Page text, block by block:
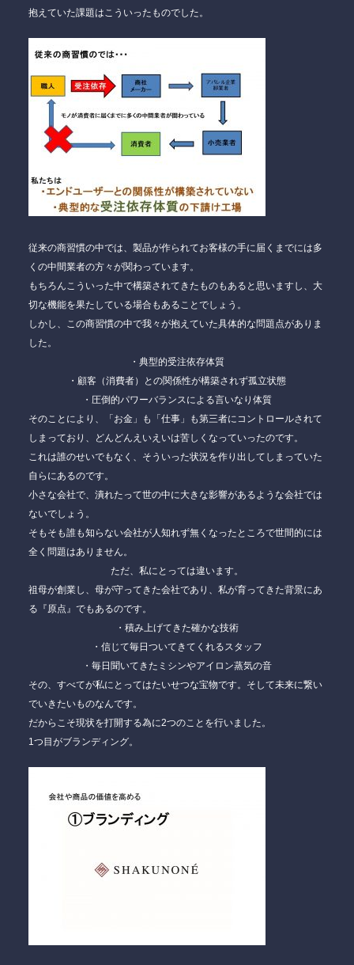
抱えていた課題はこういったものでした。
従来の商習慣の中では、製品が作られてお客様の手に届くまでには多
くの中間業者の方々が関わっています。
もちろんこういった中で構築されてきたものもあると思いますし、大
切な機能を果たしている場合もあることでしょう。
しかし、この商習慣の中で我々が抱えていた具体的な問題点がありま
した。
・典型的受注依存体質
・顧客（消費者）との関係性が構築されず孤立状態
・圧倒的パワーバランスによる言いなり体質
そのことにより、「お金」も「仕事」も第三者にコントロールされて
しまっており、どんどんえいえいは苦しくなっていったのです。
これは誰のせいでもなく、そういった状況を作り出してしまっていた
自らにあるのです。
小さな会社で、潰れたって世の中に大きな影響があるような会社では
ないでしょう。
そもそも誰も知らない会社が人知れず無くなったところで世間的には
全く問題はありません。
ただ、私にとっては違います。
祖母が創業し、母が守ってきた会社であり、私が育ってきた背景にあ
る『原点』でもあるのです。
・積み上げてきた確かな技術
・信じて毎日ついてきてくれるスタッフ
・毎日聞いてきたミシンやアイロン蒸気の音
その、すべてが私にとってはたいせつな宝物です。そして未来に繋い
でいきたいものなんです。
だからこそ現状を打開する為に2つのことを行いました。
1つ目がブランディング。